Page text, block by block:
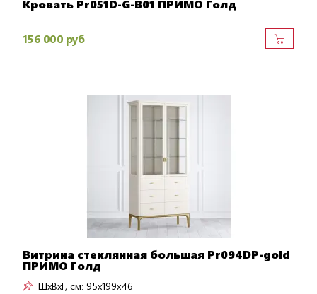
Кровать Pr051D-G-B01 ПРИМО Голд
156 000 руб
Витрина стеклянная большая Pr094DP-gold
ПРИМО Голд
ШxВxГ, см: 95x199x46